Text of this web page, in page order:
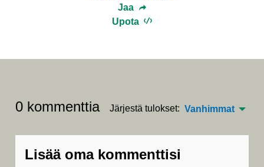
Jaa
Upota
0 kommenttia Järjestä tulokset: Vanhimmat
Lisää oma kommenttisi